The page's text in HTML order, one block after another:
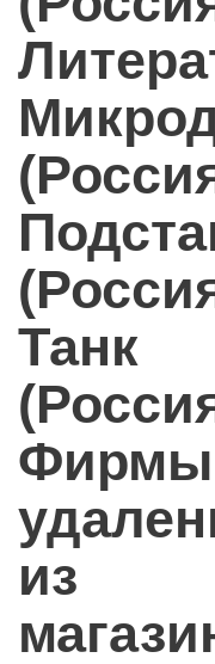
Танк
Фирмы
из